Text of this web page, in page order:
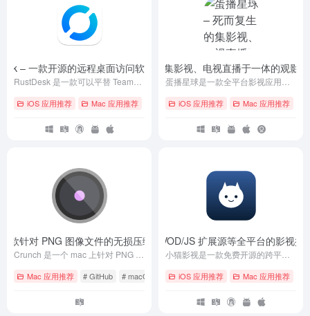
– 一款开源的远程桌面访问软件
- v1.4.4
iOS 应用推荐 Mac 应用推荐 # Android # iOS # Linux
蛋播星球 – 死而复生的集影视、电视直播于一体的观影
iOS 应用推荐 Mac 应用推荐
款针对 PNG 图像文件的无损压缩工具- v5.0.0
Mac 应用推荐 # GitHub # macOS # 免费
小猫影视 – 一款支持 VOD/JS 扩展源等全平台的影视播
iOS 应用推荐 Mac 应用推荐